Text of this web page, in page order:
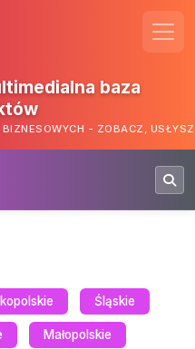
baza
- ZOBACZ,
Śląskie
Małopolskie